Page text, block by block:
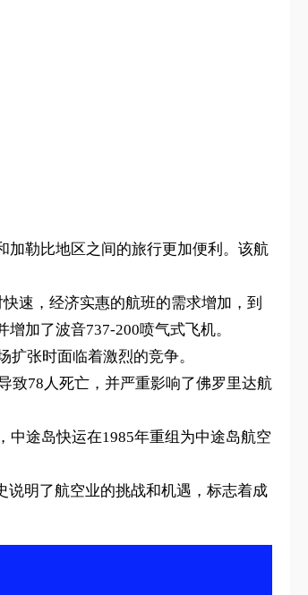
加勒比地区之间的旅行更加便利。该航
速，经济实惠的航班的需求增加，到
加了波音737-200喷气式飞机。
张时面临着激烈的竞争。
致78人死亡，并严重影响了佛罗里达航
中途岛快运在1985年重组为中途岛航空
说明了航空业的挑战和机遇，标志着成